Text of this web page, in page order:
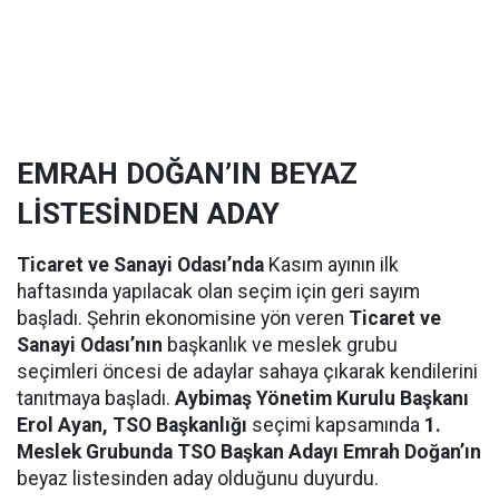
EMRAH DOĞAN’IN BEYAZ
LİSTESİNDEN ADAY
Ticaret ve Sanayi Odası’nda Kasım ayının ilk
haftasında yapılacak olan seçim için geri sayım
başladı. Şehrin ekonomisine yön veren Ticaret ve
Sanayi Odası’nın başkanlık ve meslek grubu
seçimleri öncesi de adaylar sahaya çıkarak kendilerini
tanıtmaya başladı. Aybimaş Yönetim Kurulu Başkanı
Erol Ayan, TSO Başkanlığı seçimi kapsamında 1.
Meslek Grubunda TSO Başkan Adayı Emrah Doğan’ın
beyaz listesinden aday olduğunu duyurdu.